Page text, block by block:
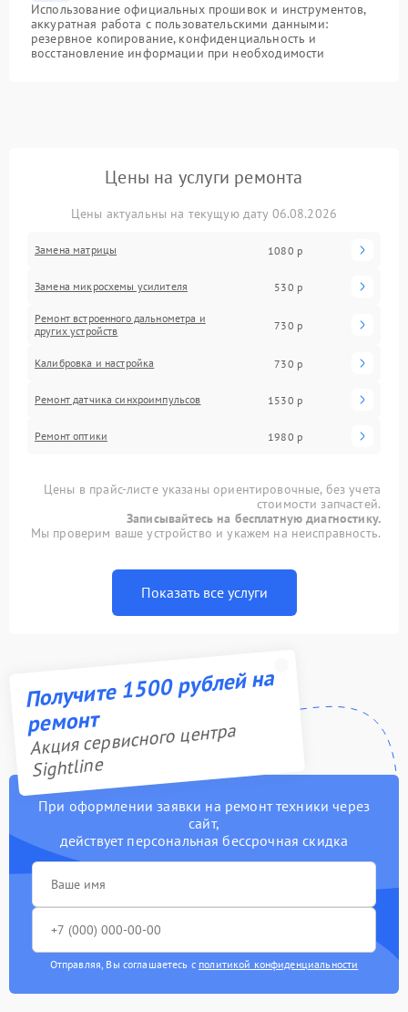
Использование официальных прошивок и инструментов,
аккуратная работа с пользовательскими данными:
резервное копирование, конфиденциальность и
восстановление информации при необходимости
Цены на услуги ремонта
Цены актуальны на текущую дату 06.08.2026
Замена матрицы 1080 р
Замена микросхемы усилителя 530 р
Ремонт встроенного дальнометра и
других устройств
730 р
Калибровка и настройка 730 р
Ремонт датчика синхроимпульсов 1530 р
Ремонт оптики 1980 р
Цены в прайс-листе указаны ориентировочные, без учета
стоимости запчастей.
Записывайтесь на бесплатную диагностику.
Мы проверим ваше устройство и укажем на неисправность.
Показать все услуги
Получите 1500 рублей на
ремонт
Акция сервисного центра
Sightline
При оформлении заявки на ремонт техники через
сайт,
действует персональная бессрочная скидка
Отправляя, Вы соглашаетесь с политикой конфиденциальности